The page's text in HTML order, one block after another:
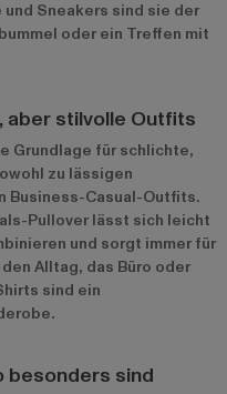
Sneakers sind sie der
oder ein Treffen mit
aber stilvolle Outfits
Grundlage für schlichte,
zu lässigen
Business-Casual-Outfits.
Pullover lässt sich leicht
und sorgt immer für
Alltag, das Büro oder
sind ein
besonders sind